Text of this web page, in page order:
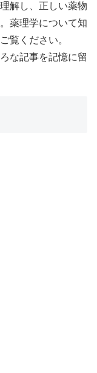
解し、正しい薬物
薬理学について知
覧ください。
な記事を記憶に留